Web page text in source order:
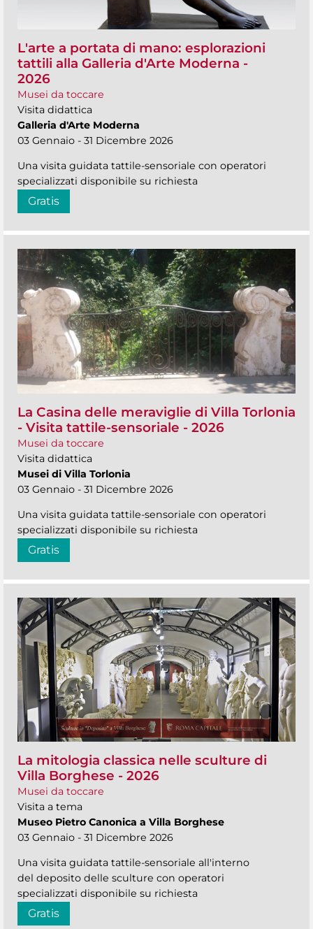
L'arte a portata di mano: esplorazioni
tattili alla Galleria d'Arte Moderna -
2026
Musei da toccare
Visita didattica
Galleria d'Arte Moderna
03 Gennaio - 31 Dicembre 2026
Una visita guidata tattile-sensoriale con operatori
specializzati disponibile su richiesta
Gratis
La Casina delle meraviglie di Villa Torlonia
- Visita tattile-sensoriale - 2026
Musei da toccare
Visita didattica
Musei di Villa Torlonia
03 Gennaio - 31 Dicembre 2026
Una visita guidata tattile-sensoriale con operatori
specializzati disponibile su richiesta
Gratis
La mitologia classica nelle sculture di
Villa Borghese - 2026
Musei da toccare
Visita a tema
Museo Pietro Canonica a Villa Borghese
03 Gennaio - 31 Dicembre 2026
Una visita guidata tattile-sensoriale all'interno
del deposito delle sculture con operatori
specializzati disponibile su richiesta
Gratis